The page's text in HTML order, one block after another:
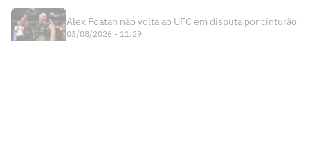
Alex Poatan não volta ao UFC em disputa por cinturão
03/08/2026 - 11:29